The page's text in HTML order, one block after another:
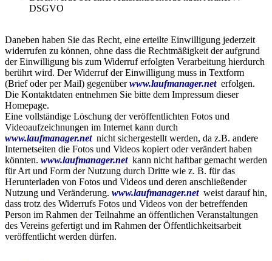
DSGVO
Daneben haben Sie das Recht, eine erteilte Einwilligung jederzeit
widerrufen zu können, ohne dass die Rechtmäßigkeit der aufgrund
der Einwilligung bis zum Widerruf erfolgten Verarbeitung hierdurch
berührt wird. Der Widerruf der Einwilligung muss in Textform
(Brief oder per Mail) gegenüberwww.laufmanager.neterfolgen.
Die Kontaktdaten entnehmen Sie bitte dem Impressum dieser
Homepage.
Eine vollständige Löschung der veröffentlichten Fotos und
Videoaufzeichnungen im Internet kann durch
www.laufmanager.netnicht sichergestellt werden, da z.B. andere
Internetseiten die Fotos und Videos kopiert oder verändert haben
könnten. www.laufmanager.netkann nicht haftbar gemacht werden
für Art und Form der Nutzung durch Dritte wie z. B. für das
Herunterladen von Fotos und Videos und deren anschließender
Nutzung und Veränderung. www.laufmanager.netweist darauf hin,
dass trotz des Widerrufs Fotos und Videos von der betreffenden
Person im Rahmen der Teilnahme an öffentlichen Veranstaltungen
des Vereins gefertigt und im Rahmen der Öffentlichkeitsarbeit
veröffentlicht werden dürfen.